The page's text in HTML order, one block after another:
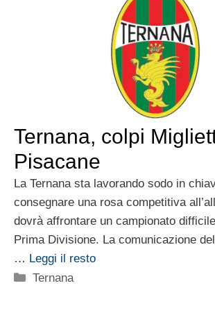
Ternana, colpi
Pisacane
La Ternana sta lavorando sodo in
consegnare una rosa competitiva
dovrà affrontare un campionato
Prima Divisione. La comunicazione
… Leggi il resto
Categorie
Ternana